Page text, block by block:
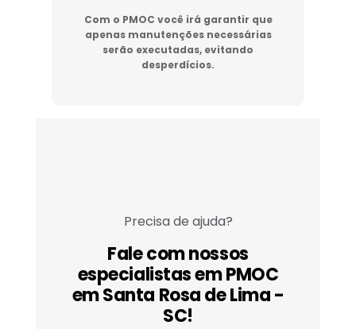
Com o PMOC você irá garantir que
apenas manutenções necessárias
serão executadas, evitando
desperdícios.
Precisa de ajuda?
Fale com nossos
especialistas em PMOC
em Santa Rosa de Lima -
SC!